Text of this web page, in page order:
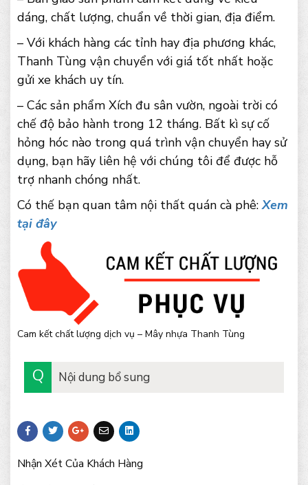
dáng, chất lượng, chuẩn về thời gian, địa điểm.
– Với khách hàng các tỉnh hay địa phương khác,
Thanh Tùng vận chuyển với giá tốt nhất hoặc
gửi xe khách uy tín.
– Các sản phẩm Xích đu sân vườn, ngoài trời có
chế độ bảo hành trong 12 tháng. Bất kì sự cố
hỏng hóc nào trong quá trình vận chuyển hay sử
dụng, bạn hãy liên hệ với chúng tôi để được hỗ
trợ nhanh chóng nhất.
Có thế bạn quan tâm nội thất quán cà phê:Xem
tại đây
Cam kết chất lượng dịch vụ – Mây nhựa Thanh Tùng
Nội dung bổ sung
Nhận Xét Của Khách Hàng